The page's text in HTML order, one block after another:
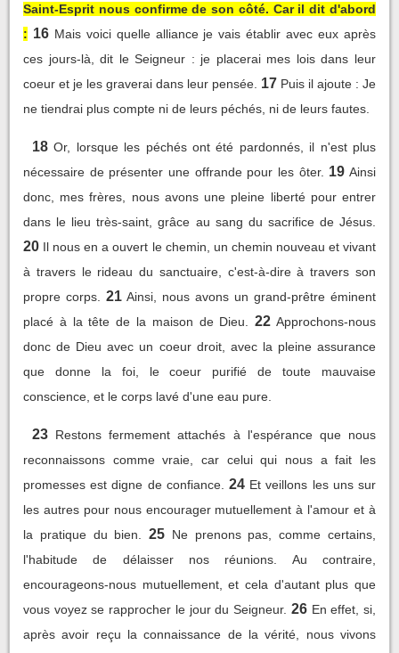
Saint-Esprit nous confirme de son côté. Car il dit d'abord
: 16 Mais voici quelle alliance je vais établir avec eux après
ces jours-là, dit le Seigneur : je placerai mes lois dans leur
coeur et je les graverai dans leur pensée. 17 Puis il ajoute : Je
ne tiendrai plus compte ni de leurs péchés, ni de leurs fautes.
18 Or, lorsque les péchés ont été pardonnés, il n'est plus
nécessaire de présenter une offrande pour les ôter. 19 Ainsi
donc, mes frères, nous avons une pleine liberté pour entrer
dans le lieu très-saint, grâce au sang du sacrifice de Jésus.
20 Il nous en a ouvert le chemin, un chemin nouveau et vivant
à travers le rideau du sanctuaire, c'est-à-dire à travers son
propre corps.
21 Ainsi, nous avons un grand-prêtre éminent
placé à la tête de la maison de Dieu.
22 Approchons-nous
donc de Dieu avec un coeur droit, avec la pleine assurance
que donne la foi, le coeur purifié de toute mauvaise
conscience, et le corps lavé d'une eau pure.
23 Restons fermement attachés à l'espérance que nous
reconnaissons comme vraie, car celui qui nous a fait les
promesses est digne de confiance. 24 Et veillons les uns sur
les autres pour nous encourager mutuellement à l'amour et à
la pratique du bien.
25 Ne prenons pas, comme certains,
l'habitude de délaisser nos réunions. Au contraire,
encourageons-nous mutuellement, et cela d'autant plus que
vous voyez se rapprocher le jour du Seigneur. 26 En effet, si,
après avoir reçu la connaissance de la vérité, nous vivons